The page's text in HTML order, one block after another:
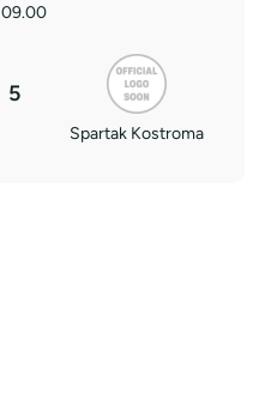
09.00
5
Spartak Kostroma